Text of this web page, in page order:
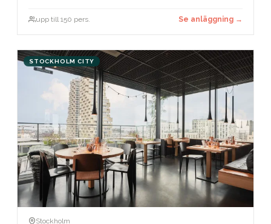
upp till 150 pers. Se anläggning →
STOCKHOLM CITY
Stockholm